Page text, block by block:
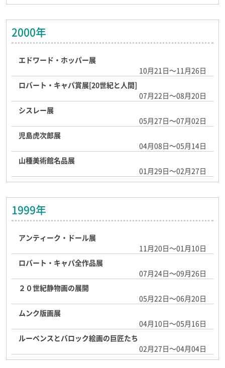
2000年
エドワード・ホッパー展
10月21日～11月26日
ロバート・キャパ賞展[20世紀と人間]
07月22日～08月20日
シスレー展
05月27日～07月02日
児島虎次郎展
04月08日～05月14日
山種美術館名品展
01月29日～02月27日
1999年
アンティーク・ドール展
11月20日～01月10日
ロバート・キャパ全作品展
07月24日～09月26日
２０世紀静物画の展開
05月22日～06月20日
ムンク版画展
04月10日～05月16日
ルーベンスとバロック絵画の巨匠たち
02月27日～04月04日